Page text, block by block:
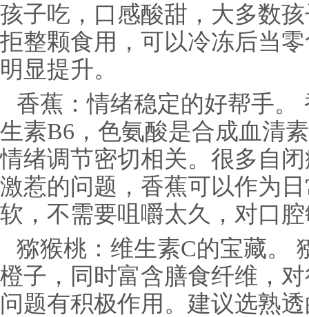
孩子吃，口感酸甜，大多数
拒整颗食用，可以冷冻后当
明显提升。
香蕉：情绪稳定的好帮手
生素B6，色氨酸是合成血清
情绪调节密切相关。很多自
激惹的问题，香蕉可以作为
软，不需要咀嚼太久，对口
猕猴桃：维生素C的宝藏。
橙子，同时富含膳食纤维，
问题有积极作用。建议选熟